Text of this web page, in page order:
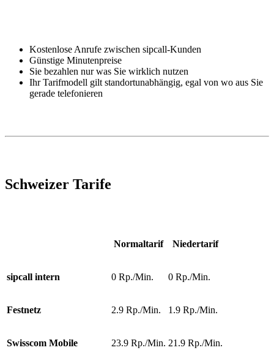
Kostenlose Anrufe zwischen sipcall-Kunden
Günstige Minutenpreise
Sie bezahlen nur was Sie wirklich nutzen
Ihr Tarifmodell gilt standortunabhängig, egal von wo aus Sie
gerade telefonieren
Schweizer Tarife
Normaltarif Niedertarif
sipcall intern 0 Rp./Min. 0 Rp./Min.
Festnetz 2.9 Rp./Min. 1.9 Rp./Min.
Swisscom Mobile 23.9 Rp./Min. 21.9 Rp./Min.